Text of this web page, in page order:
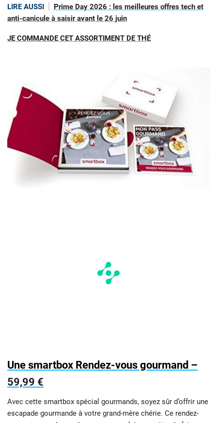
LIRE AUSSI
Prime Day 2026 : les meilleures offres tech et
anti-canicule à saisir avant le 26 juin
JE COMMANDE CET ASSORTIMENT DE THÉ
Une smartbox Rendez-vous gourmand –
59,99 €
Avec cette smartbox spécial gourmands, soyez sûr d’offrir une
escapade gourmande à votre grand-mère chérie. Ce rendez-